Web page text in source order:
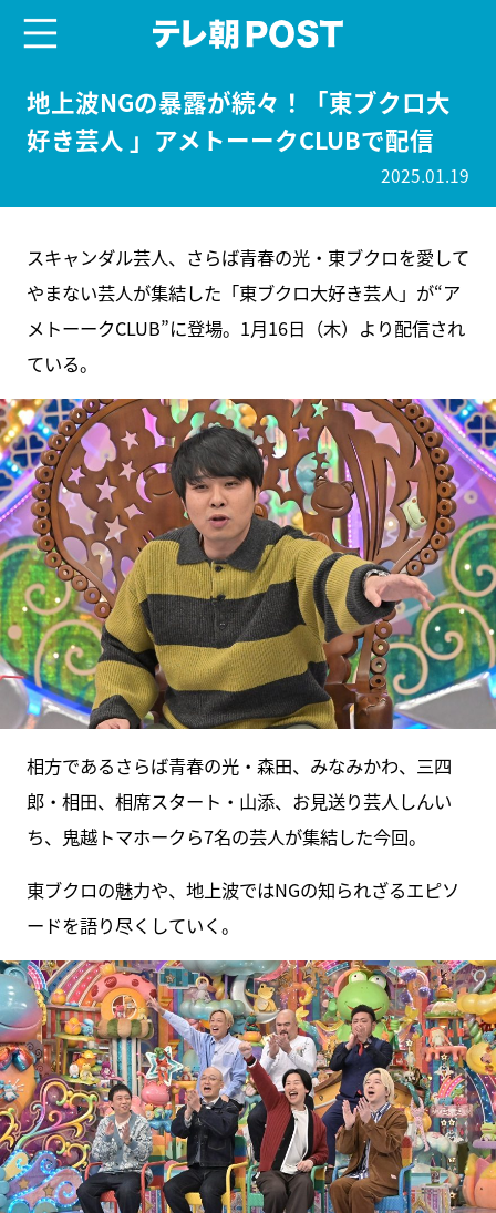
地上波NGの暴露が続々！「東ブクロ大
好き芸人 」アメトーークCLUBで配信
2025.01.19
スキャンダル芸人、さらば青春の光・東ブクロを愛して
やまない芸人が集結した「東ブクロ大好き芸人」が“ア
メトーークCLUB”に登場。1月16日（木）より配信され
ている。
相方であるさらば青春の光・森田、みなみかわ、三四
郎・相田、相席スタート・山添、お見送り芸人しんい
ち、鬼越トマホークら7名の芸人が集結した今回。
東ブクロの魅力や、地上波ではNGの知られざるエピソ
ードを語り尽くしていく。